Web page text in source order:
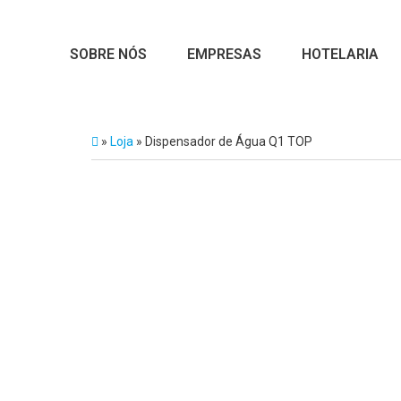
SOBRE NÓS EMPRESAS HOTELARIA
» Loja » Dispensador de Água Q1 TOP